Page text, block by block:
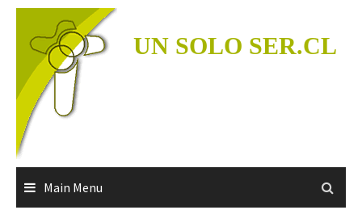
Skip
content
UN SOLO SER.CL
Main Menu